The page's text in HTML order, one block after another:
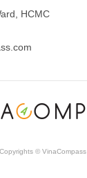
HCMC
Copyrights © VinaCompass